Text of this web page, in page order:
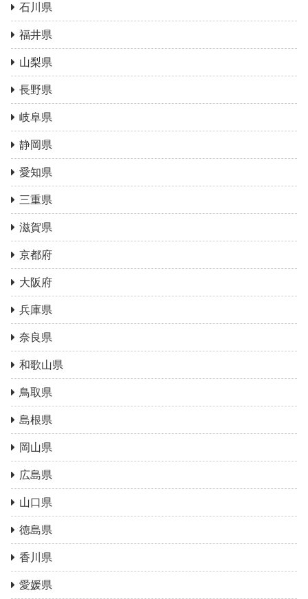
石川県
福井県
山梨県
長野県
岐阜県
静岡県
愛知県
三重県
滋賀県
京都府
大阪府
兵庫県
奈良県
和歌山県
鳥取県
島根県
岡山県
広島県
山口県
徳島県
香川県
愛媛県